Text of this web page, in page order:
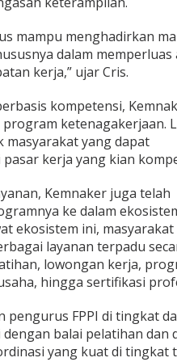
mampu menghadirkan
dalam memperluas
kerja,” ujar Cris.
kompetensi,
ketenagakerjaan.
masyarakat yang dapat
kerja yang kian
Kemnaker juga telah
ke dalam
ekosistem ini, masyarakat
layanan terpadu
lowongan kerja,
hingga sertifikasi
pengurus FPPI di tingkat
balai pelatihan dan
yang kuat di tingkat
Umat
di
Di Serba